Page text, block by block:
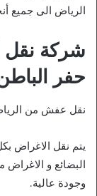
الرياض الى جميع
شركة نقل
حفر
نقل عفش من
يتم نقل الاغراض
البضائع و
وجودة عالية.